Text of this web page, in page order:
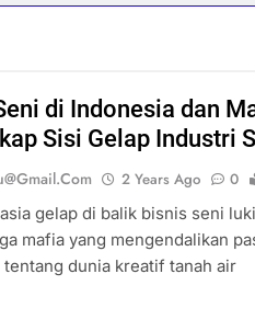
di Indonesia dan
Sisi Gelap Industri
2 Years Ago 0
gelap di balik bisnis seni
mafia yang mengendalikan
dunia kreatif tanah air